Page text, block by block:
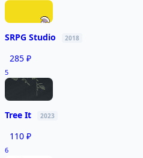
SRPG Studio 2018
285 ₽
5
Tree It 2023
110 ₽
6